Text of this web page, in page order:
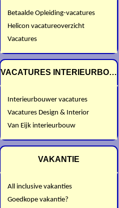
Betaalde Opleiding-vacatures
Helicon vacatureoverzicht
Vacatures
VACATURES INTERIEURBOUW
Interieurbouwer vacatures
Vacatures Design & Interior
Van Eijk interieurbouw
VAKANTIE
All inclusive vakanties
Goedkope vakantie?